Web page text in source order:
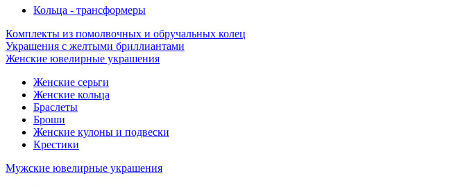
Кольца - трансформеры
Комплекты из помолвочных и обручальных колец
Украшения с желтыми бриллиантами
Женские ювелирные украшения
Женские серьги
Женские кольца
Браслеты
Броши
Женские кулоны и подвески
Крестики
Мужские ювелирные украшения